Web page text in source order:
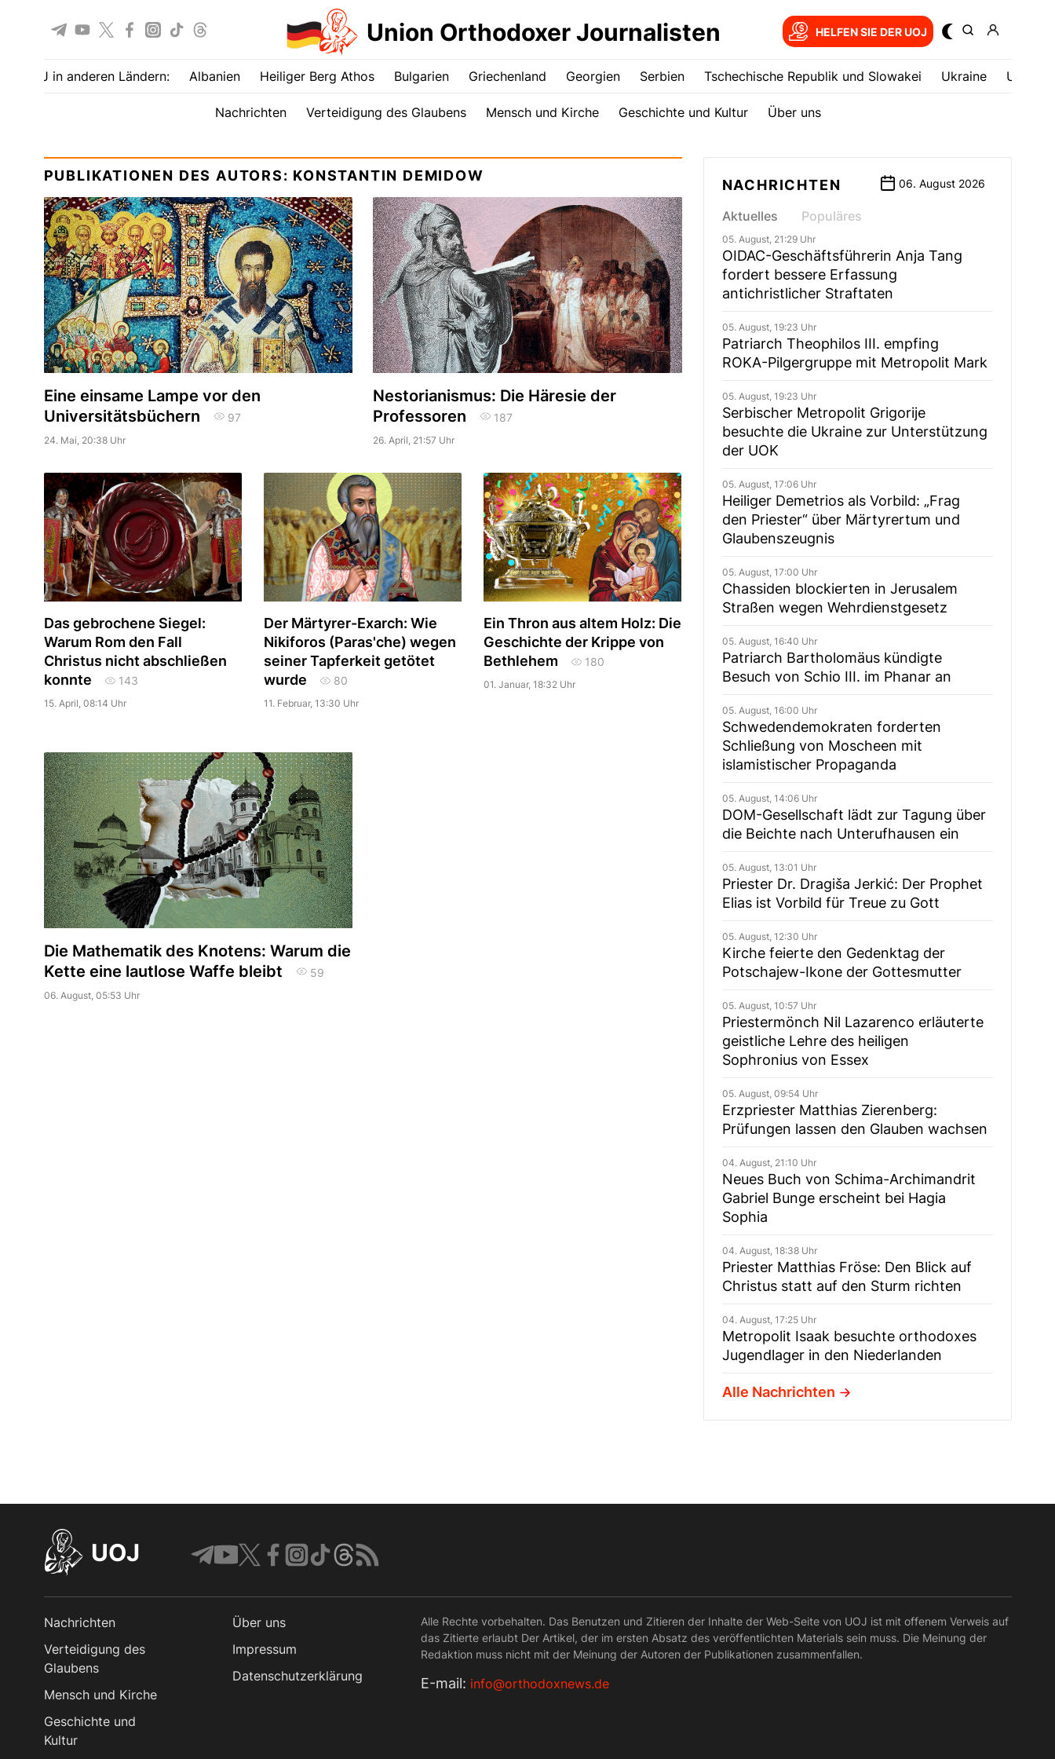
Union Orthodoxer Journalisten HELFEN SIE DER UOJ
UOJ in anderen Ländern: Albanien Heiliger Berg Athos Bulgarien Griechenland Georgien Serbien Tschechische Republik und Slowakei Ukrainе USA
Nachrichten Verteidigung des Glaubens Mensch und Kirche Geschichte und Kultur Über uns
PUBLIKATIONEN DES AUTORS: KONSTANTIN DEMIDOW
Eine einsame Lampe vor den
Universitätsbüchern
97
24. Mai, 20:38 Uhr
Nestorianismus: Die Häresie der
Professoren
187
26. April, 21:57 Uhr
Das gebrochene Siegel:
Warum Rom den Fall
Christus nicht abschließen
konnte
143
15. April, 08:14 Uhr
Der Märtyrer-Exarch: Wie
Nikiforos (Paras'che) wegen
seiner Tapferkeit getötet
wurde
80
11. Februar, 13:30 Uhr
Ein Thron aus altem Holz: Die
Geschichte der Krippe von
Bethlehem
180
01. Januar, 18:32 Uhr
Die Mathematik des Knotens: Warum die
Kette eine lautlose Waffe bleibt
59
06. August, 05:53 Uhr
NACHRICHTEN 06. August 2026
Aktuelles Populäres
05. August, 21:29 Uhr
OIDAC-Geschäftsführerin Anja Tang
fordert bessere Erfassung
antichristlicher Straftaten
05. August, 19:23 Uhr
Patriarch Theophilos III. empfing
ROKA-Pilgergruppe mit Metropolit Mark
05. August, 19:23 Uhr
Serbischer Metropolit Grigorije
besuchte die Ukraine zur Unterstützung
der UOK
05. August, 17:06 Uhr
Heiliger Demetrios als Vorbild: „Frag
den Priester“ über Märtyrertum und
Glaubenszeugnis
05. August, 17:00 Uhr
Chassiden blockierten in Jerusalem
Straßen wegen Wehrdienstgesetz
05. August, 16:40 Uhr
Patriarch Bartholomäus kündigte
Besuch von Schio III. im Phanar an
05. August, 16:00 Uhr
Schwedendemokraten forderten
Schließung von Moscheen mit
islamistischer Propaganda
05. August, 14:06 Uhr
DOM-Gesellschaft lädt zur Tagung über
die Beichte nach Unterufhausen ein
05. August, 13:01 Uhr
Priester Dr. Dragiša Jerkić: Der Prophet
Elias ist Vorbild für Treue zu Gott
05. August, 12:30 Uhr
Kirche feierte den Gedenktag der
Potschajew-Ikone der Gottesmutter
05. August, 10:57 Uhr
Priestermönch Nil Lazarenco erläuterte
geistliche Lehre des heiligen
Sophronius von Essex
05. August, 09:54 Uhr
Erzpriester Matthias Zierenberg:
Prüfungen lassen den Glauben wachsen
04. August, 21:10 Uhr
Neues Buch von Schima-Archimandrit
Gabriel Bunge erscheint bei Hagia
Sophia
04. August, 18:38 Uhr
Priester Matthias Fröse: Den Blick auf
Christus statt auf den Sturm richten
04. August, 17:25 Uhr
Metropolit Isaak besuchte orthodoxes
Jugendlager in den Niederlanden
Alle Nachrichten
UOJ
Nachrichten
Verteidigung des
Glaubens
Mensch und Kirche
Geschichte und
Kultur
Über uns
Impressum
Datenschutzerklärung
Alle Rechte vorbehalten. Das Benutzen und Zitieren der Inhalte der Web-Seite von UOJ ist mit offenem Verweis auf
das Zitierte erlaubt Der Artikel, der im ersten Absatz des veröffentlichten Materials sein muss. Die Meinung der
Redaktion muss nicht mit der Meinung der Autoren der Publikationen zusammenfallen.
Е-mail: info@orthodoxnews.de